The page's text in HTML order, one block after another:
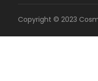
Copyright © 2023